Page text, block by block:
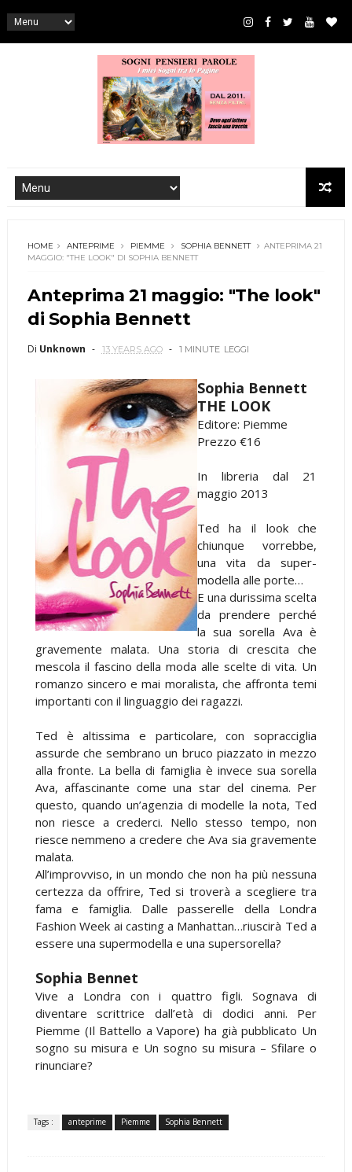
HOME ANTEPRIME PIEMME SOPHIA BENNETT
ANTEPRIMA 21
MAGGIO: "THE LOOK" DI SOPHIA BENNETT
Anteprima 21 maggio: "The look"
di Sophia Bennett
Di Unknown 13 YEARS AGO 1 MINUTE LEGGI
Sophia Bennett
THE LOOK
Editore: Piemme
Prezzo €16
In libreria dal 21
maggio 2013
Ted ha il look che
chiunque vorrebbe,
una vita da super-
modella alle porte…
E una durissima scelta
da prendere perché
la sua sorella Ava è
gravemente malata. Una storia di crescita che
mescola il fascino della moda alle scelte di vita. Un
romanzo sincero e mai moralista, che affronta temi
importanti con il linguaggio dei ragazzi.
Ted è altissima e particolare, con sopracciglia
assurde che sembrano un bruco piazzato in mezzo
alla fronte. La bella di famiglia è invece sua sorella
Ava, affascinante come una star del cinema. Per
questo, quando un’agenzia di modelle la nota, Ted
non riesce a crederci. Nello stesso tempo, non
riesce nemmeno a credere che Ava sia gravemente
malata.
All’improvviso, in un mondo che non ha più nessuna
certezza da offrire, Ted si troverà a scegliere tra
fama e famiglia. Dalle passerelle della Londra
Fashion Week ai casting a Manhattan…riuscirà Ted a
essere una supermodella e una supersorella?
Sophia Bennet
Vive a Londra con i quattro figli. Sognava di
diventare scrittrice dall’età di dodici anni. Per
Piemme (Il Battello a Vapore) ha già pubblicato Un
sogno su misura e Un sogno su misura – Sfilare o
rinunciare?
Tags : anteprime Piemme Sophia Bennett